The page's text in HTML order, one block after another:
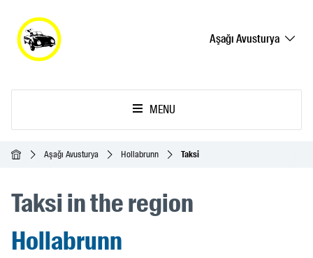
Aşağı Avusturya
MENU
Ana SayfaAşağı Avusturya Hollabrunn Taksi
Taksi in the region
Hollabrunn